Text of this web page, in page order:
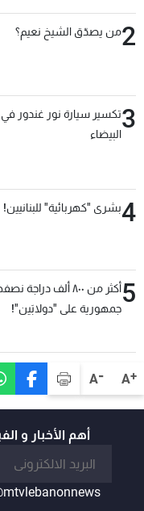
A+
A-
2من يصدّق الشيخ نعيم؟
3تكسير سيارة نور غندور
البيضاء
4بشرى "كهربائية" للبنانيين!
5
أكثر من ٨٠٠ ألف
جمهورية على "دولابَين"!
أهم الأخبار و